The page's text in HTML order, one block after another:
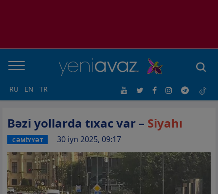
RU EN TR
Bəzi yollarda tıxac var – Siyahı
CƏMİYYƏT 30 iyn 2025, 09:17